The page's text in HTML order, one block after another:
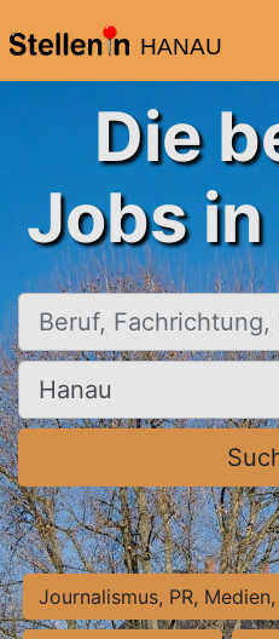
HANAU
Die
Jobs
Beruf, Fachrichtung, Firma
Ort, Stadt
Journalismus, PR,